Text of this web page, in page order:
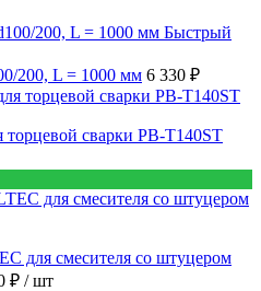
Быстрый
200, L = 1000 мм 6 330 ₽
сварки PB-T140ST
для смесителя со штуцером
₽ / шт